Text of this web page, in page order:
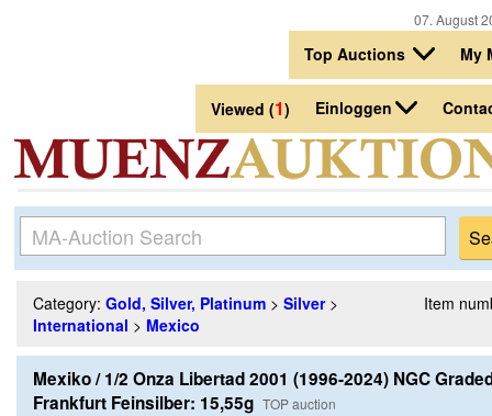
07. August
Top Auctions My
Viewed (1) Einloggen
Category: Gold, Silver, Platinum > Silver>
International > Mexico
Item
Mexiko / 1/2 Onza Libertad 2001 (1996-2024) NGC
Frankfurt Feinsilber: 15,55g TOP auction